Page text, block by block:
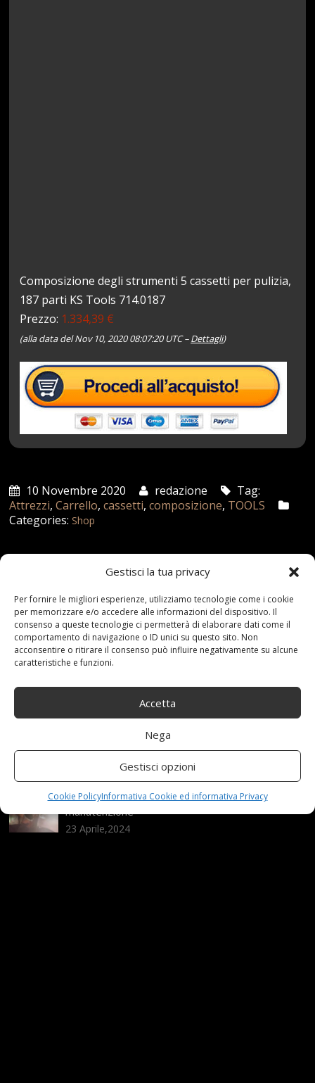
Gestisci la tua privacy
Per fornire le migliori esperienze, utilizziamo tecnologie come i cookie
per memorizzare e/o accedere alle informazioni del dispositivo. Il
consenso a queste tecnologie ci permetterà di elaborare dati come il
comportamento di navigazione o ID unici su questo sito. Non
acconsentire o ritirare il consenso può influire negativamente su alcune
caratteristiche e funzioni.
Accetta
Nega
Gestisci opzioni
Cookie PolicyInformativa Cookie ed informativa Privacy
Composizione degli strumenti 5 cassetti per pulizia,
187 parti KS Tools 714.0187
Prezzo: 1.334,39 €
(alla data del Nov 10, 2020 08:07:20 UTC –Dettagli)
10 Novembre 2020 redazione
Tag:
Attrezzi,Carrello,cassetti,composizione, TOOLS
Categories: Shop
Assicurazione auto e sostituzione lunotto: le cose
da sapere
21 Aprile,2026
25 Novembre,2024
Nuova MG ZS Hybrid+: i SUV si fanno ibridi
24 Novembre,2024
Automobili e sicurezza: l’importanza della
manutenzione
23 Aprile,2024